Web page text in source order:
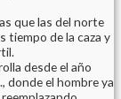
que las del norte
tiempo de la caza y
desde el año
donde el hombre ya